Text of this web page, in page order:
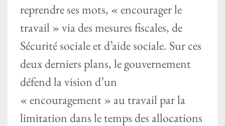
reprendre ses mots, « encourager le
travail » via des mesures fiscales, de
Sécurité sociale et d’aide sociale. Sur ces
deux derniers plans, le gouvernement
défend la vision d’un
« encouragement » au travail par la
limitation dans le temps des allocations